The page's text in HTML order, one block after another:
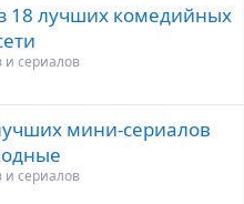
18 лучших комедийных
сериалов
мини-сериалов
сериалов